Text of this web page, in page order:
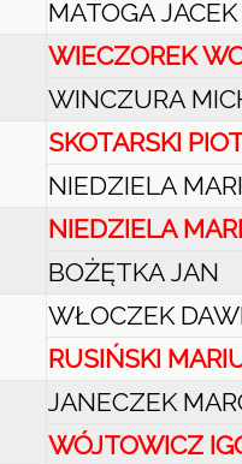
MATOGA JACEK
WIECZOREK
WINCZURA
SKOTARSKI
NIEDZIELA
NIEDZIELA
BOŻĘTKA JAN
WŁOCZEK
RUSIŃSKI
JANECZEK
WÓJTOWICZ